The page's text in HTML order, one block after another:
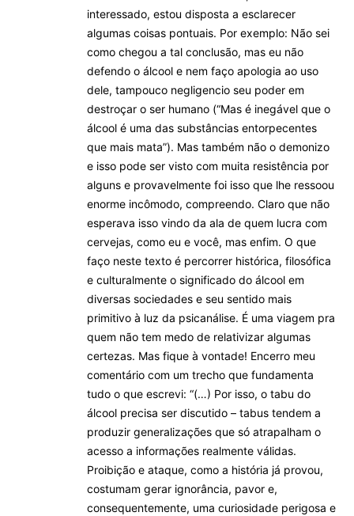
interessado, estou disposta a esclarecer
algumas coisas pontuais. Por exemplo: Não sei
como chegou a tal conclusão, mas eu não
defendo o álcool e nem faço apologia ao uso
dele, tampouco negligencio seu poder em
destroçar o ser humano (“Mas é inegável que o
álcool é uma das substâncias entorpecentes
que mais mata”). Mas também não o demonizo
e isso pode ser visto com muita resistência por
alguns e provavelmente foi isso que lhe ressoou
enorme incômodo, compreendo. Claro que não
esperava isso vindo da ala de quem lucra com
cervejas, como eu e você, mas enfim. O que
faço neste texto é percorrer histórica, filosófica
e culturalmente o significado do álcool em
diversas sociedades e seu sentido mais
primitivo à luz da psicanálise. É uma viagem pra
quem não tem medo de relativizar algumas
certezas. Mas fique à vontade! Encerro meu
comentário com um trecho que fundamenta
tudo o que escrevi: “(…) Por isso, o tabu do
álcool precisa ser discutido – tabus tendem a
produzir generalizações que só atrapalham o
acesso a informações realmente válidas.
Proibição e ataque, como a história já provou,
costumam gerar ignorância, pavor e,
consequentemente, uma curiosidade perigosa e